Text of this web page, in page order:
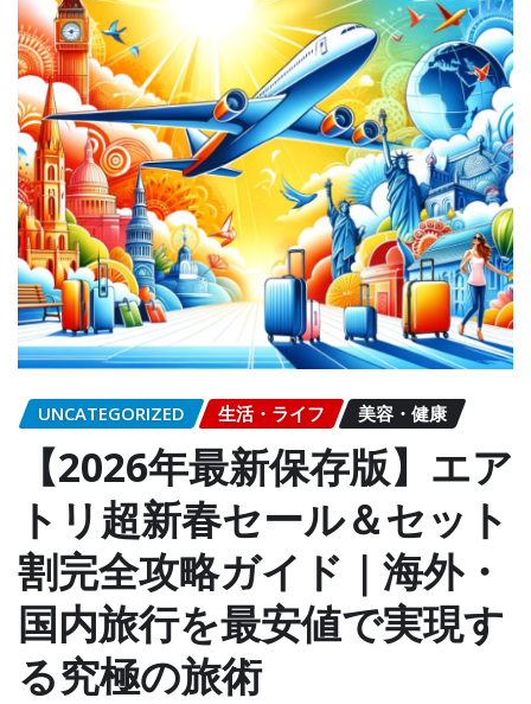
UNCATEGORIZED 生活・ライフ 美容・健康
【2026年最新保存版】エア
トリ超新春セール＆セット
割完全攻略ガイド｜海外・
国内旅行を最安値で実現す
る究極の旅術